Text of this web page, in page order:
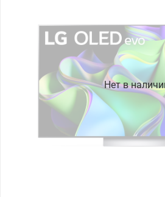
Нет в